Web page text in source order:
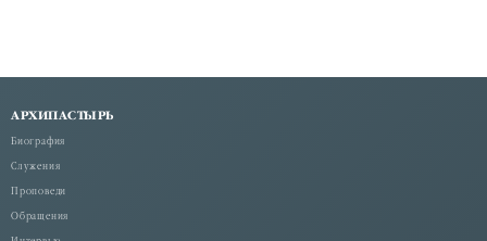
АРХИПАСТЫРЬ
Биография
Служения
Проповеди
Обращения